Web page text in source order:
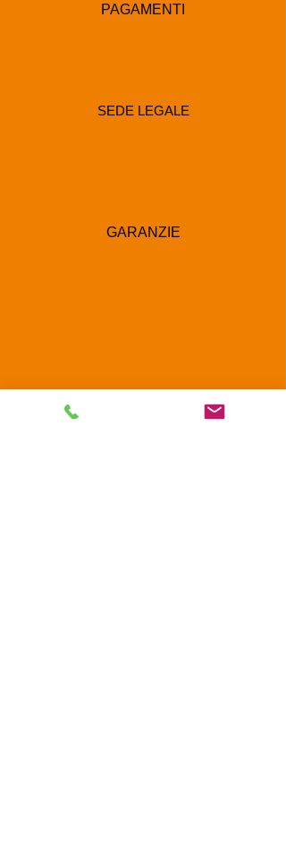
PAGAMENTI
SEDE LEGALE
GARANZIE